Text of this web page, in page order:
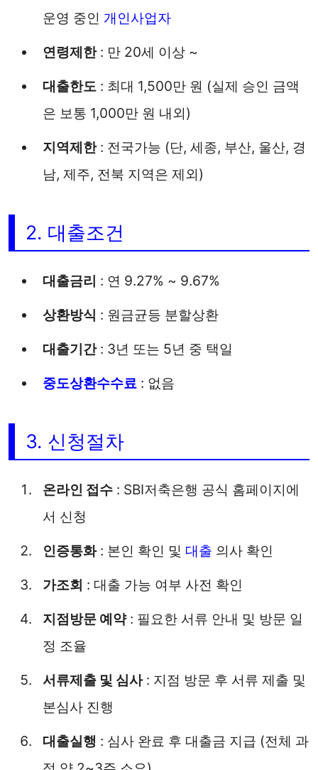
운영 중인 개인사업자
연령제한: 만 20세 이상 ~
대출한도 : 최대 1,500만 원 (실제 승인 금액
은 보통 1,000만 원 내외)
지역제한: 전국가능 (단, 세종, 부산, 울산, 경
남, 제주, 전북 지역은 제외)
2. 대출조건
대출금리 : 연 9.27% ~ 9.67%
상환방식 : 원금균등 분할상환
대출기간: 3년 또는 5년 중 택일
중도상환수수료 : 없음
3. 신청절차
온라인 접수 : SBI저축은행 공식 홈페이지에
서 신청
인증통화: 본인 확인 및 대출 의사 확인
가조회 : 대출 가능 여부 사전 확인
지점방문 예약: 필요한 서류 안내 및 방문 일
정 조율
서류제출 및 심사: 지점 방문 후 서류 제출 및
본심사 진행
대출실행 : 심사 완료 후 대출금 지급 (전체 과